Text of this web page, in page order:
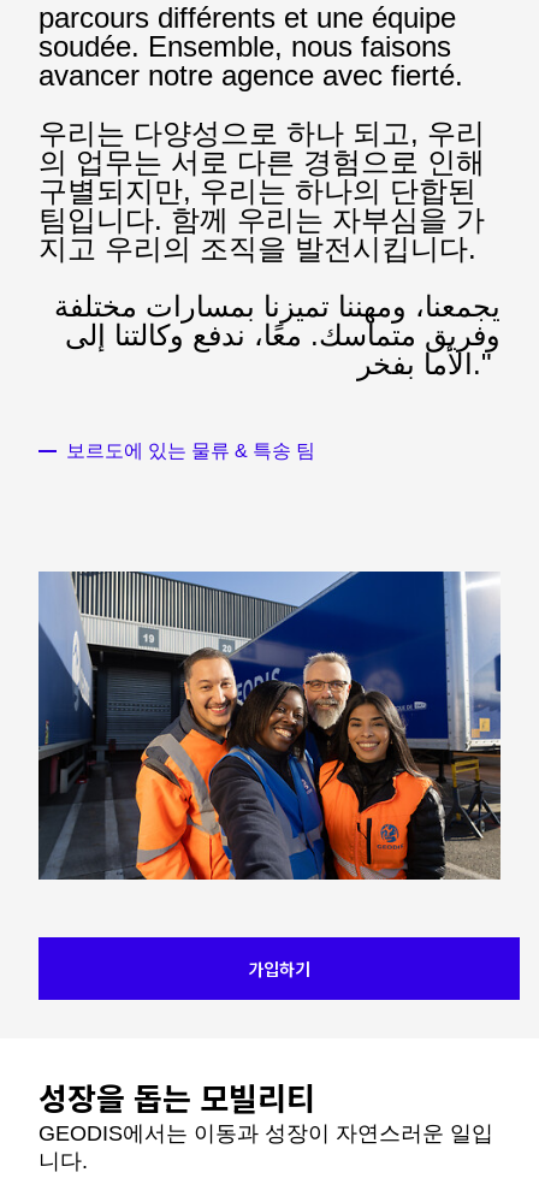
parcours différents et une équipe
soudée. Ensemble, nous faisons
avancer notre agence avec fierté.
우리는 다양성으로 하나 되고, 우리
의 업무는 서로 다른 경험으로 인해
구별되지만, 우리는 하나의 단합된
팀입니다. 함께 우리는 자부심을 가
지고 우리의 조직을 발전시킵니다.
يجمعنا، ومهننا تميزنا بمسارات مختلفة
وفريق متماسك. معًا، ندفع وكالتنا إلى
الأما بفخر."
보르도에 있는 물류 & 특송 팀
Keepeek
가입하기
성장을 돕는 모빌리티
GEODIS에서는 이동과 성장이 자연스러운 일입
니다.